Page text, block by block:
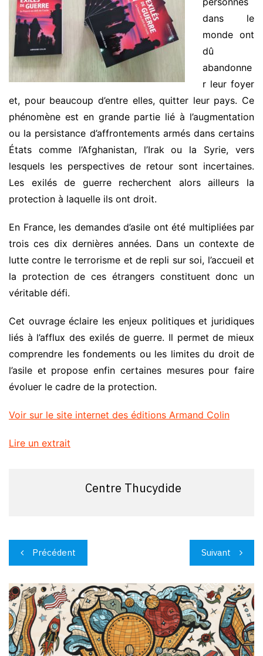
dans le
monde ont
dû
abandonne
r leur foyer
et, pour beaucoup d’entre elles, quitter leur pays. Ce
phénomène est en grande partie lié à l’augmentation
ou la persistance d’affrontements armés dans certains
États comme l’Afghanistan, l’Irak ou la Syrie, vers
lesquels les perspectives de retour sont incertaines.
Les exilés de guerre recherchent alors ailleurs la
protection à laquelle ils ont droit.
En France, les demandes d’asile ont été multipliées par
trois ces dix dernières années. Dans un contexte de
lutte contre le terrorisme et de repli sur soi, l’accueil et
la protection de ces étrangers constituent donc un
véritable défi.
Cet ouvrage éclaire les enjeux politiques et juridiques
liés à l’afflux des exilés de guerre. Il permet de mieux
comprendre les fondements ou les limites du droit de
l’asile et propose enfin certaines mesures pour faire
évoluer le cadre de la protection.
Voir sur le site internet des éditions Armand Colin
Lire un extrait
Centre Thucydide
Navigation
de
l’article
Précédent Suivant